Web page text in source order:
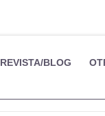
REVISTA/BLOG